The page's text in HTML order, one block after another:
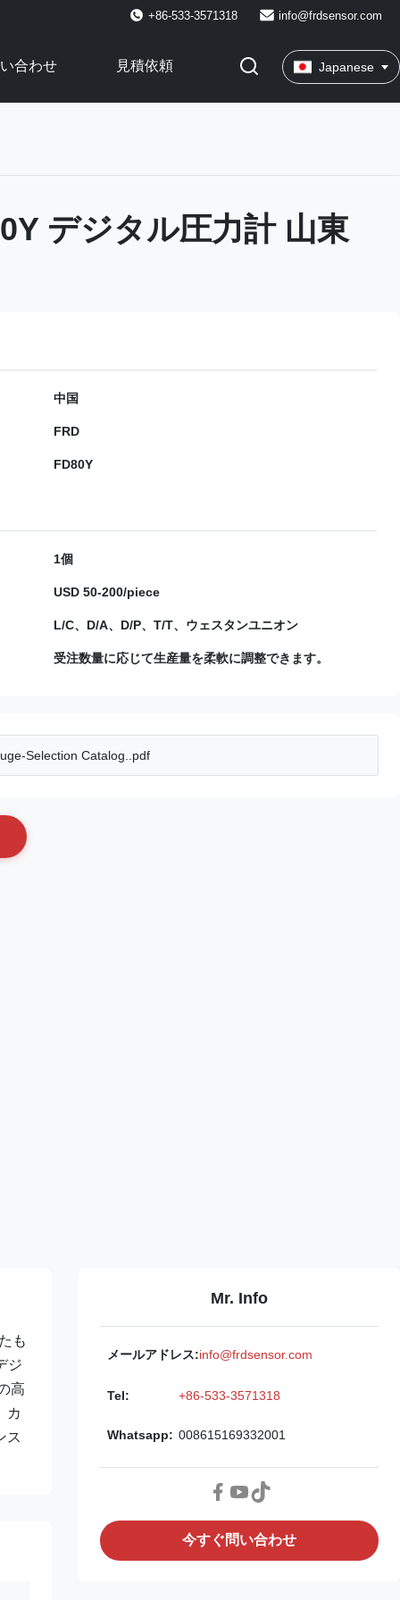
+86-533-3571318 info@frdsensor.com
合わせ 見積依頼 Japanese
デジタル圧力計 山東
中国
FRD
FD80Y
1個
USD 50-200/piece
L/C、D/A、D/P、T/T、ウェスタンユニオン
受注数量に応じて生産量を柔軟に調整できます。
Selection Catalog..pdf
も
ジ
高
カ
ス
Mr. Info
メールアドレス:info@frdsensor.com
Tel: +86-533-3571318
Whatsapp: 008615169332001
今すぐ問い合わせ